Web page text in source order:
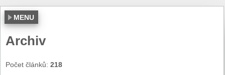
MENU
Archiv
Počet článků: 218